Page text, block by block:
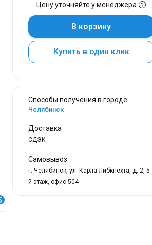
Цену уточняйте у менеджера
В корзину
Купить в один клик
Способы получения в городе:
Челябинск
Доставка
СДЭК
Самовывоз
г. Челябинск, ул. Карла Либкнехта, д. 2, 5-
й этаж, офис 504